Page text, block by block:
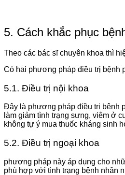
5. Cách khắc phục
Theo các bác sĩ chuyên khoa thì
Có hai phương pháp điều trị bệnh
5.1. Điều trị nội khoa
Đây là phương pháp điều trị bệnh
làm giảm tình trạng sưng, viêm ở
không tự ý mua thuốc kháng sinh
5.2. Điều trị ngoại khoa
phương pháp này áp dụng cho
phù hợp với tình trạng bệnh nhân